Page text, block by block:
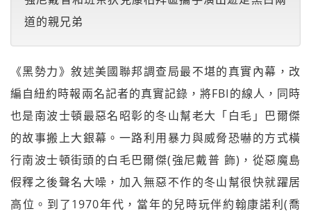
道的親兄弟
《黑勢力》敘述美國聯邦調查局最不堪的真實內幕，改
編自紐約時報兩名記者的真實記錄，將FBI的線人，同時
也是南波士頓最惡名昭彰的冬山幫老大「白毛」巴爾傑
的故事搬上大銀幕。一路利用暴力與威脅恐嚇的方式橫
行南波士頓街頭的白毛巴爾傑(強尼戴普 飾)，從惡魔島
假釋之後聲名大噪，加入無惡不作的冬山幫很快就躍居
高位。到了1970年代，當年的兒時玩伴約翰康諾利(喬